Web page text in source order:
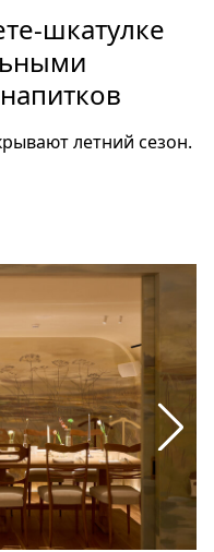
шкатулке
летний сезон.